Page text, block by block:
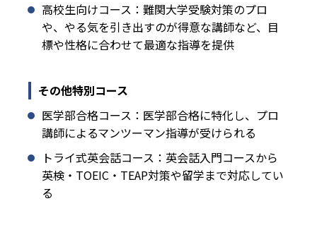
高校生向けコース：難関大学受験対策のプロ
や、やる気を引き出すのが得意な講師など、目
標や性格に合わせて最適な指導を提供
その他特別コース
医学部合格コース：医学部合格に特化し、プロ
講師によるマンツーマン指導が受けられる
トライ式英会話コース：英会話入門コースから
英検・TOEIC・TEAP対策や留学まで対応してい
る